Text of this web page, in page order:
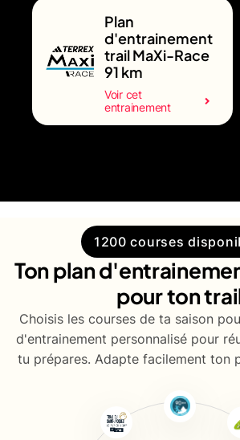
Plan
d'entrainement
trail MaXi-Race
91 km
Voir cet
entrainement
1200 courses
Ton plan
pour ton
Choisis les courses de ta saison
d'entrainement personnalisé pour
tu prépares. Adapte facilement ton